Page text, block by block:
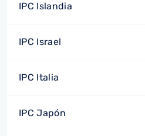
IPC Islandia
IPC Israel
IPC Italia
IPC Japón